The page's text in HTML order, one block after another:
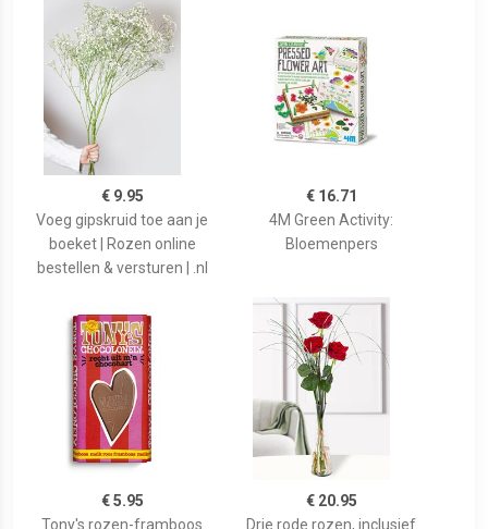
€ 9.95
Voeg gipskruid toe aan je
boeket | Rozen online
bestellen & versturen | .nl
€ 16.71
4M Green Activity:
Bloemenpers
€ 5.95
Tony's rozen-framboos
€ 20.95
Drie rode rozen, inclusief